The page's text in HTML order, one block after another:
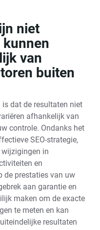
niet
kunnen
van
buiten
is dat de resultaten niet
afhankelijk van
controle. Ondanks het
SEO-strategie,
in
en
de prestaties van uw
aan garantie en
maken om de exacte
te meten en kan
resultaten